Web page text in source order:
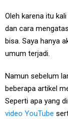
Oleh karena itu
dan cara
bisa. Saya hanya
umum terjadi.
Namun sebelum
beberapa artikel
Seperti apa yang
video YouTube